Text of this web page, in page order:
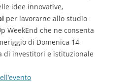
idee innovative,
per lavorarne allo studio
WeekEnd che ne consenta
di Domenica 14
di investitori e istituzionale